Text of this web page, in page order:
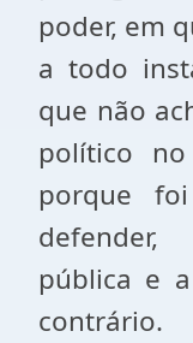
poder, em
a todo
que não
político
porque
pública e